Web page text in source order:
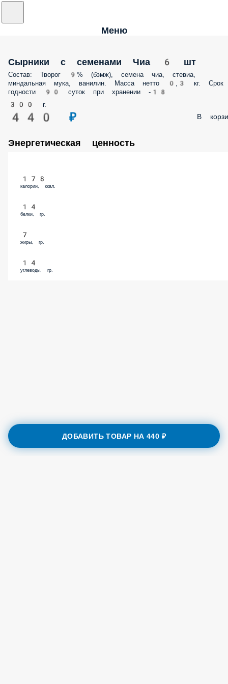
Меню
Сырники с семенами Чиа 6 шт
Состав: Творог 9% (бзмж), семена чиа, стевиа,
миндальная мука, ванилин. Масса нетто 0,3 кг. Срок
годности 90 суток при хранении -18
300 г.
440 ₽ В
Энергетическая ценность
178
калории, ккал.
14
белки, гр.
7
жиры, гр.
14
углеводы, гр.
ДОБАВИТЬ ТОВАР НА440 ₽